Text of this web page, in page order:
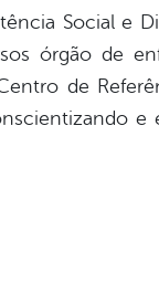
Social e
órgão de
de
e